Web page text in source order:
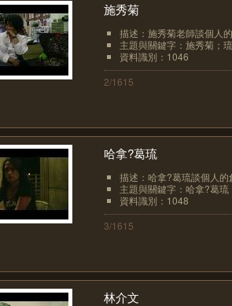
施秀菊
描述：施秀菊老師談個人
主題與關鍵字：施秀菊；
資料識別：1046
2/1615
哈拿?葛琉
描述：哈拿?葛琉談個人的
主題與關鍵字：哈拿?葛
資料識別：1048
3/1615
林介文